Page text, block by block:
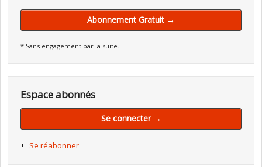
Abonnement Gratuit →
* Sans engagement par la suite.
Espace abonnés
Se connecter →
Se réabonner